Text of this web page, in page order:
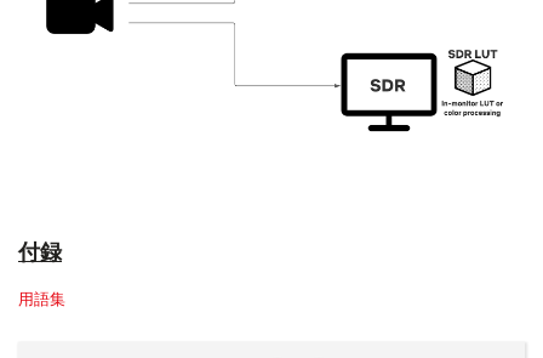
付録
用語集